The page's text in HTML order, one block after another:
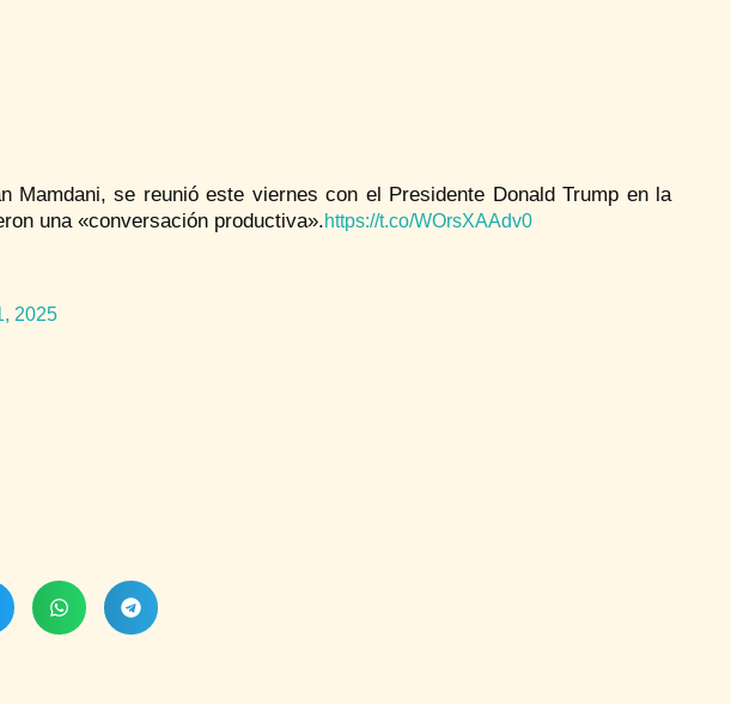
Mamdani, se reunió este viernes con el Presidente Donald Trump en la
una «conversación productiva».https://t.co/WOrsXAAdv0
2025